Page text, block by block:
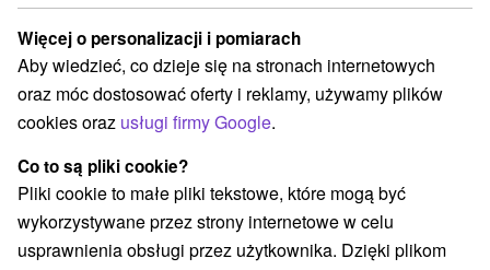
Kategorie
Wszystkie kategorie
Wieże obserwacyjne i chodniki(9)
Túry a turistické chodníky (1) Szlaki winne
Tory gokartowe (1) Pola golfowe
Parki miejskie i zamkowe(4) Ośrodek narciarski(2)
Obiekty architektoniczne(7) Rafting, rafting, rafting
Miejsca sakralne(4) Zamki(2) Teatry(6)
Więcej o personalizacji i pomiarach
Aby wiedzieć, co dzieje się na stronach internetowych
oraz móc dostosować oferty i reklamy, używamy plików
cookies oraz usługi firmy Google.
Co to są pliki cookie?
Pliki cookie to małe pliki tekstowe, które mogą być
wykorzystywane przez strony internetowe w celu
usprawnienia obsługi przez użytkownika. Dzięki plikom